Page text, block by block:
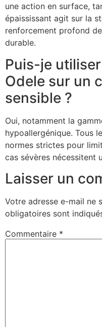
une action en surface,
épaississant agit sur la
renforcement profond
durable.
Puis-je
Odele sur un
sensible ?
Oui, notamment la
hypoallergénique. Tous
normes strictes pour
cas sévères nécessitent
Laisser un
Votre adresse e-mail ne
obligatoires sont
Commentaire *